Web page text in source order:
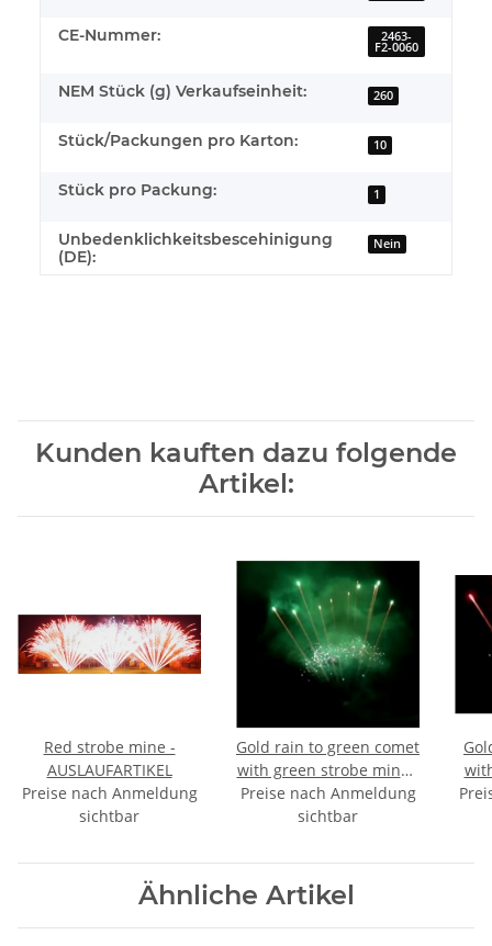
CE-Nummer: 2463-
F2-0060
NEM Stück (g) Verkaufseinheit: 260
Stück/Packungen pro Karton: 10
Stück pro Packung: 1
Unbedenklichkeitsbescehinigung
(DE):
Nein
Kunden kauften dazu folgende
Artikel:
Red strobe mine -
AUSLAUFARTIKEL
Preise nach Anmeldung
sichtbar
Gold rain to green comet
with green strobe mine -
AUSLAUFARTIKEL
Preise nach Anmeldung
sichtbar
Ähnliche Artikel